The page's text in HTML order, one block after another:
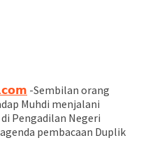
-Sembilan orang
Muhdi menjalani
Pengadilan Negeri
pembacaan Duplik